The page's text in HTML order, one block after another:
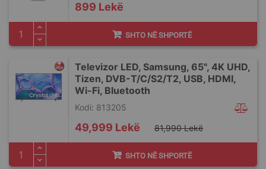
899 Lekë
SHTO NË SHPORTË
Televizor LED, Samsung, 65", 4K UHD,
Tizen, DVB-T/C/S2/T2, USB, HDMI,
Wi-Fi, Bluetooth
Special
Price
49,999 Lekë 81,990 Lekë
Kodi: 813205
SHTO NË SHPORTË